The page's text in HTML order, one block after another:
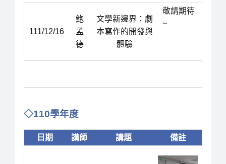
111/12/16
鮑
孟
德
文學新邊界：劇
本寫作的開發與
體驗
敬請期待
~
◇110學年度
日期 講師 講題 備註